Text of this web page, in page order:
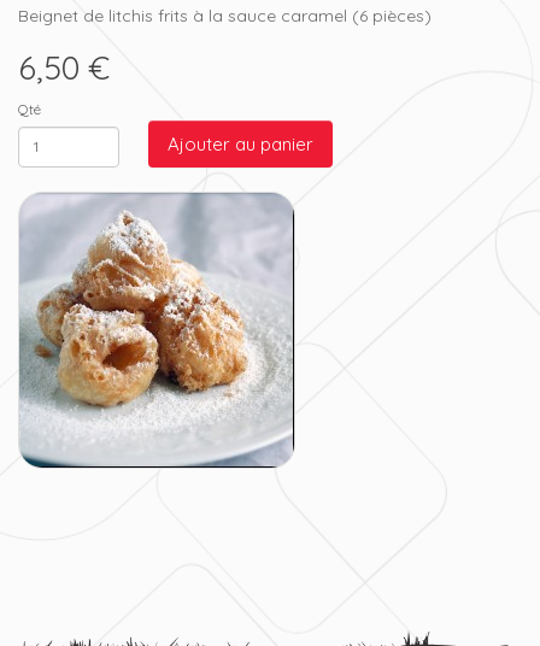
Beignet de litchis frits à la sauce caramel (6 pièces)
6,50 €
Qté
Ajouter au panier